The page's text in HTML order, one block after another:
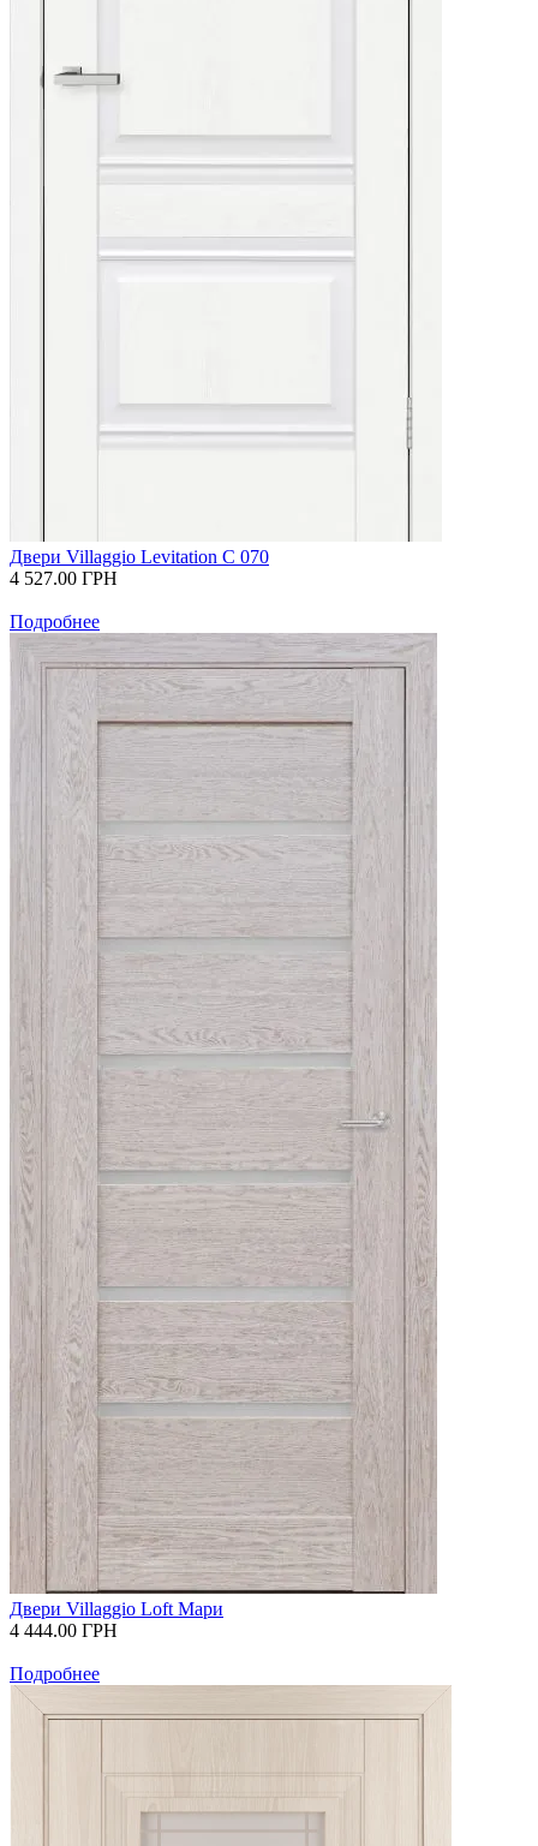
Двери Villaggio Levitation С 070
4 527.00 ГРН
Подробнее
Двери Villaggio Loft Мари
4 444.00 ГРН
Подробнее